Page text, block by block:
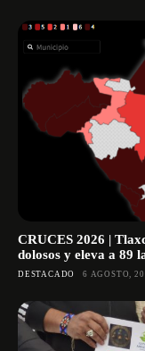
CRUCES 2026 |
dolosos y eleva a 89
DESTACADO 6 AGOSTO,